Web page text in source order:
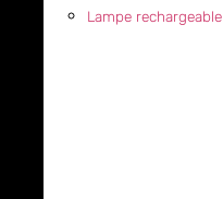
Lampe rechargeable